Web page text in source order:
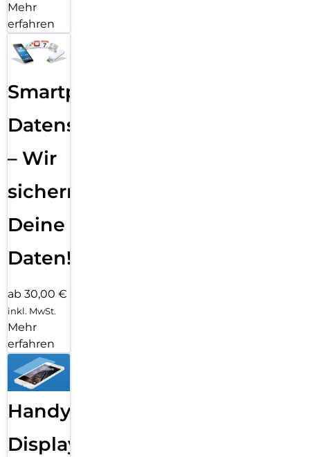
Mehr
erfahren
Smartphone
Datensicherung
– Wir
sichern
Deine
Daten!
ab 30,00 €
inkl. MwSt.
Mehr
erfahren
Handy
Displayfolie